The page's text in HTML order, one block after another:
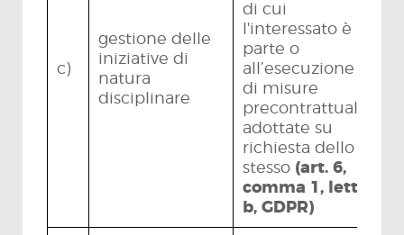
c)
gestione delle
iniziative di
natura
disciplinare
di cui
l'interessato è
parte o
all’esecuzione
di misure
precontrattuali
adottate su
richiesta dello
stesso (art. 6,
comma 1, lett.
b, GDPR)